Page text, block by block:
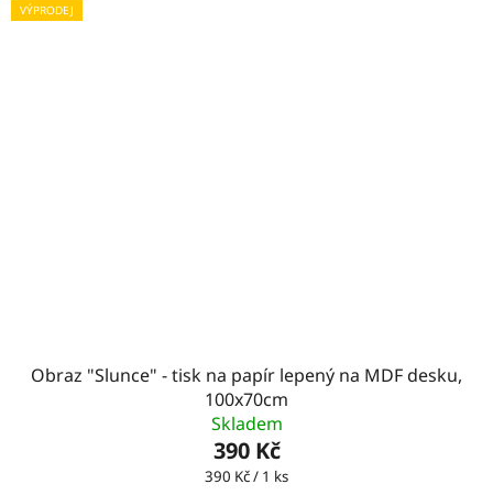
VÝPRODEJ
Obraz "Slunce" - tisk na papír lepený na MDF desku,
100x70cm
Skladem
390 Kč
Měrná
390 Kč / 1 ks